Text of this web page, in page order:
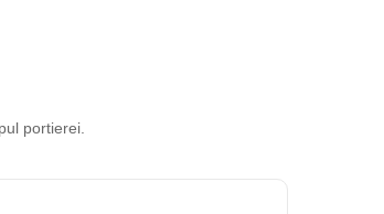
portierei.